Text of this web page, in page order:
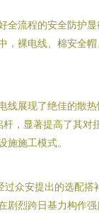
全流程的安全防护
，裸电线、棉安全
线展现了绝佳的散
，显著提高了其
施施工模式。
众安提出的选配搭
剧烈跨日基力构作